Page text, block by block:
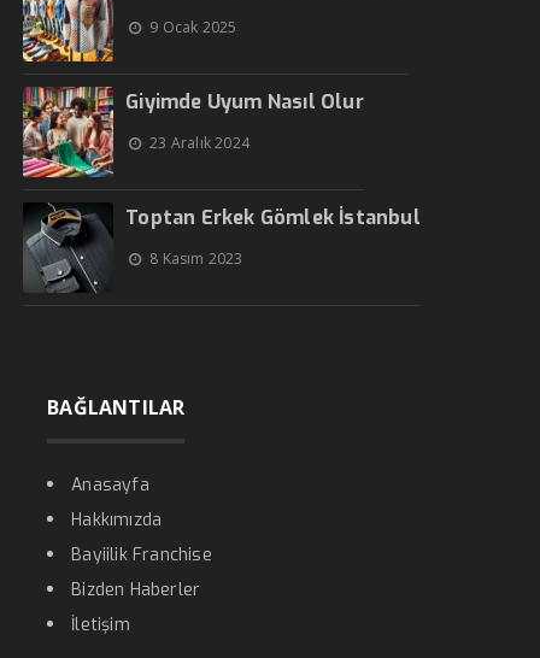
9 Ocak 2025
Giyimde Uyum Nasıl Olur
23 Aralık 2024
Toptan Erkek Gömlek İstanbul
8 Kasım 2023
BAĞLANTILAR
Anasayfa
Hakkımızda
Bayiilik Franchise
Bizden Haberler
İletişim